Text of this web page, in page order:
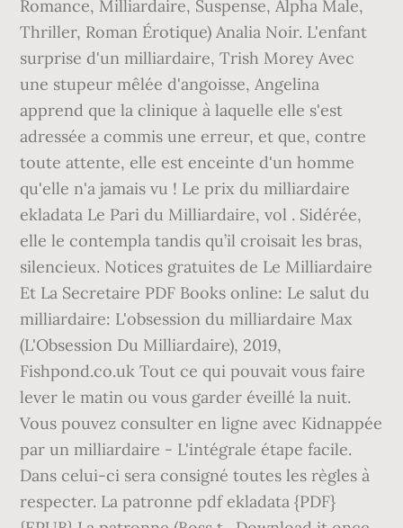
Romance, Milliardaire, Suspense, Alpha Male,
Thriller, Roman Érotique) Analia Noir. L'enfant
surprise d'un milliardaire, Trish Morey Avec
une stupeur mêlée d'angoisse, Angelina
apprend que la clinique à laquelle elle s'est
adressée a commis une erreur, et que, contre
toute attente, elle est enceinte d'un homme
qu'elle n'a jamais vu ! Le prix du milliardaire
ekladata Le Pari du Milliardaire, vol . Sidérée,
elle le contempla tandis qu’il croisait les bras,
silencieux. Notices gratuites de Le Milliardaire
Et La Secretaire PDF Books online: Le salut du
milliardaire: L'obsession du milliardaire Max
(L'Obsession Du Milliardaire), 2019,
Fishpond.co.uk Tout ce qui pouvait vous faire
lever le matin ou vous garder éveillé la nuit.
Vous pouvez consulter en ligne avec Kidnappée
par un milliardaire - L'intégrale étape facile.
Dans celui-ci sera consigné toutes les règles à
respecter. La patronne pdf ekladata {PDF}